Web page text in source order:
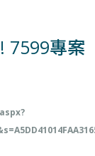
7599專案